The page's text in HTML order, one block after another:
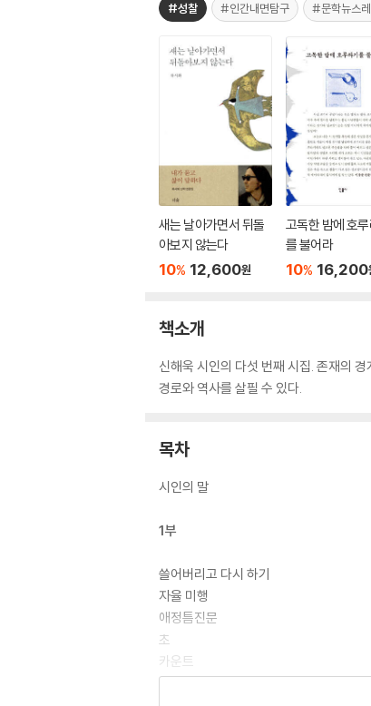
#성찰 #인간내면탐구 #문학뉴스
새는 날아가면서 뒤돌
아보지 않는다
10% 12,600원
고독한 밤에 호
를 불어라
10% 16,200
책소개
신해욱 시인의 다섯 번째 시집. 존재의
경로와 역사를 살필 수 있다.
목차
시인의 말
1부
쓸어버리고 다시 하기
자율 미행
애정틈진문
초
카운트
슈샤인